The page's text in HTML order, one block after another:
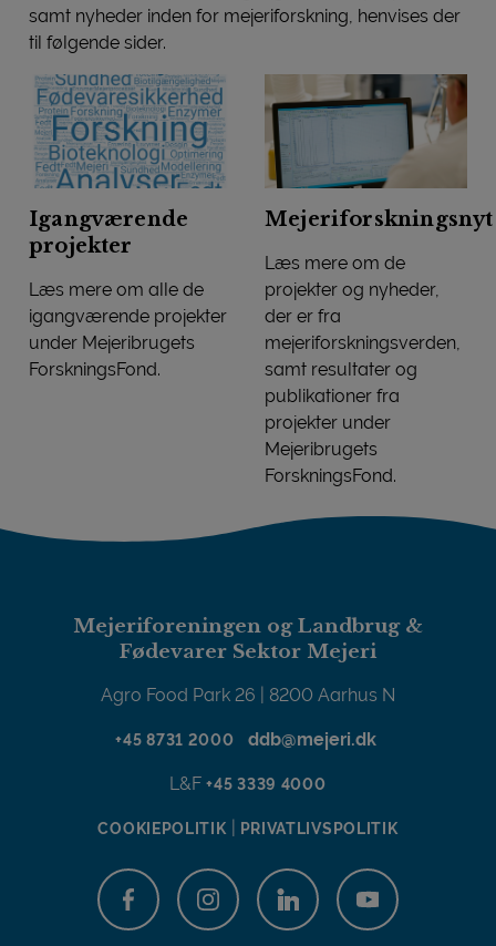
samt nyheder inden for mejeriforskning, henvises der
til følgende sider.
Igangværende
projekter
Læs mere om alle de
igangværende projekter
under Mejeribrugets
ForskningsFond.
Mejeriforskningsnyt
Læs mere om de
projekter og nyheder,
der er fra
mejeriforskningsverden,
samt resultater og
publikationer fra
projekter under
Mejeribrugets
ForskningsFond.
Mejeriforeningen og Landbrug &
Fødevarer Sektor Mejeri
Agro Food Park 26 | 8200 Aarhus N
+45 8731 2000 ddb@mejeri.dk
L&F+45 3339 4000
COOKIEPOLITIK PRIVATLIVSPOLITIK